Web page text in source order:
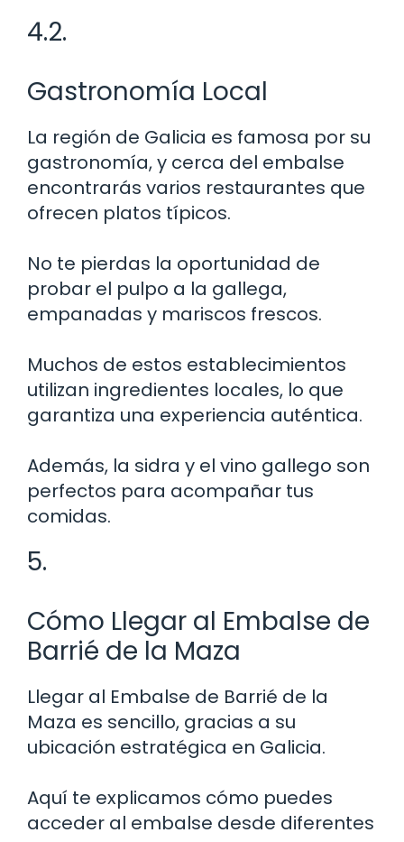
4.2.
Gastronomía Local
La región de Galicia es famosa por su
gastronomía, y cerca del embalse
encontrarás varios restaurantes que
ofrecen platos típicos.
No te pierdas la oportunidad de
probar el pulpo a la gallega,
empanadas y mariscos frescos.
Muchos de estos establecimientos
utilizan ingredientes locales, lo que
garantiza una experiencia auténtica.
Además, la sidra y el vino gallego son
perfectos para acompañar tus
comidas.
5.
Cómo Llegar al Embalse de
Barrié de la Maza
Llegar al Embalse de Barrié de la
Maza es sencillo, gracias a su
ubicación estratégica en Galicia.
Aquí te explicamos cómo puedes
acceder al embalse desde diferentes